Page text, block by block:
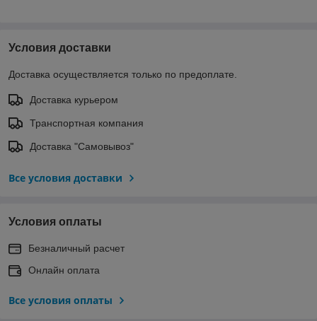
Условия доставки
Доставка осуществляется только по предоплате.
Доставка курьером
Транспортная компания
Доставка "Самовывоз"
Все условия доставки
Условия оплаты
Безналичный расчет
Онлайн оплата
Все условия оплаты